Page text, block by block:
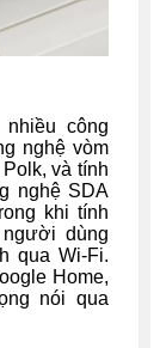
công
nghệ vòm
và tính
nghệ SDA
khi tính
người dùng
qua Wi-Fi.
Home,
nói qua